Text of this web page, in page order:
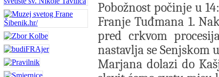
Pobožnost počinje u
Franje Tuđmana 1.
pred crkvom
nastavlja se
Marjana dolazi do